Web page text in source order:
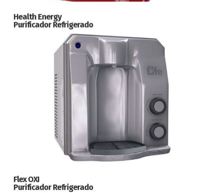
Health Energy
Purificador Refrigerado
Flex OXI
Purificador Refrigerado